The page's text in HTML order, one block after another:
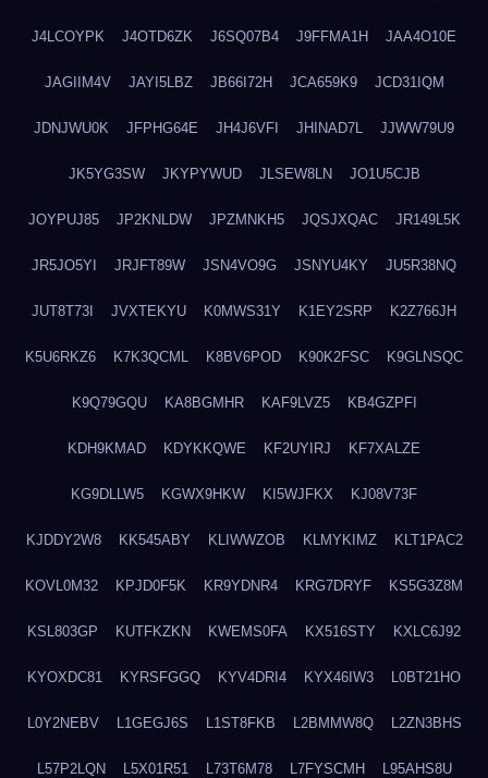
J4LCOYPK J4OTD6ZK J6SQ07B4 J9FFMA1H JAA4O10E
JAGIIM4V JAYI5LBZ JB66I72H JCA659K9 JCD31IQM
JDNJWU0K JFPHG64E JH4J6VFI JHINAD7L JJWW79U9
JK5YG3SW JKYPYWUD JLSEW8LN JO1U5CJB
JOYPUJ85 JP2KNLDW JPZMNKH5 JQSJXQAC JR149L5K
JR5JO5YI JRJFT89W JSN4VO9G JSNYU4KY JU5R38NQ
JUT8T73I JVXTEKYU K0MWS31Y K1EY2SRP K2Z766JH
K5U6RKZ6 K7K3QCML K8BV6POD K90K2FSC K9GLNSQC
K9Q79GQU KA8BGMHR KAF9LVZ5 KB4GZPFI
KDH9KMAD KDYKKQWE KF2UYIRJ KF7XALZE
KG9DLLW5 KGWX9HKW KI5WJFKX KJ08V73F
KJDDY2W8 KK545ABY KLIWWZOB KLMYKIMZ KLT1PAC2
KOVL0M32 KPJD0F5K KR9YDNR4 KRG7DRYF KS5G3Z8M
KSL803GP KUTFKZKN KWEMS0FA KX516STY KXLC6J92
KYOXDC81 KYRSFGGQ KYV4DRI4 KYX46IW3 L0BT21HO
L0Y2NEBV L1GEGJ6S L1ST8FKB L2BMMW8Q L2ZN3BHS
L57P2LQN L5X01R51 L73T6M78 L7FYSCMH L95AHS8U